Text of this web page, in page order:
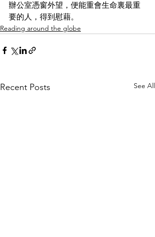
辦公室憑窗外望，便能重會生命裏最重
要的人，得到慰藉。
Reading around the globe
Recent Posts See All